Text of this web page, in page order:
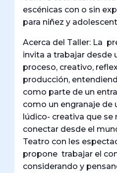
escénicas con o sin
para niñez y
Acerca del Taller: La
invita a trabajar desde
proceso, creativo,
producción,
como parte de un
como un engranaje de
lúdico- creativa que
conectar desde el
Teatro con les
propone trabajar el
considerando y